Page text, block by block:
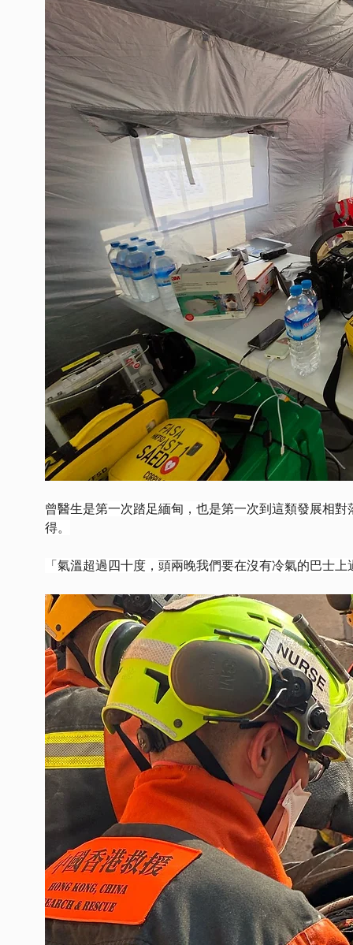
曾醫生是第一次踏足緬甸，也是第一次到這類發展相
得。
「氣溫超過四十度，頭兩晚我們要在沒有冷氣的巴士